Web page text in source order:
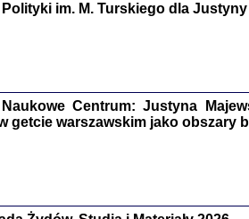
im. M. Turskiego dla
Centrum: Justyna
getcie warszawskim jako obszary